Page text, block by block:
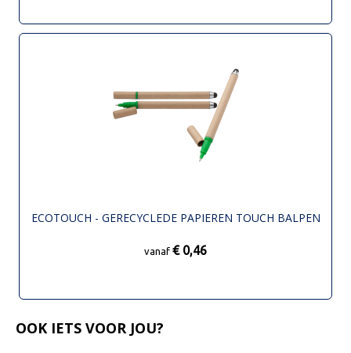
ECOTOUCH - GERECYCLEDE PAPIEREN TOUCH BALPEN
vanaf € 0,46
OOK IETS VOOR JOU?